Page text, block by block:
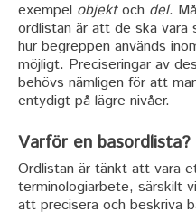
exempel objektoch del.
ordlistan är att de ska
hur begreppen används
möjligt. Preciseringar av
behövs nämligen för att
entydigt på lägre nivåer.
Varför en basordlista?
Ordlistan är tänkt att vara
terminologiarbete, särskilt
att precisera och beskriva